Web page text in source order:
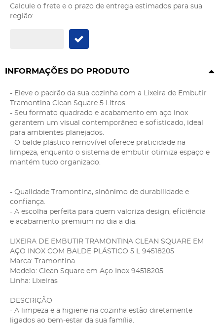
Calcule o frete e o prazo de entrega estimados para sua
região:
INFORMAÇÕES DO PRODUTO
- Eleve o padrão da sua cozinha com a Lixeira de Embutir
Tramontina Clean Square 5 Litros.
- Seu formato quadrado e acabamento em aço inox
garantem um visual contemporâneo e sofisticado, ideal
para ambientes planejados.
- O balde plástico removível oferece praticidade na
limpeza, enquanto o sistema de embutir otimiza espaço e
mantém tudo organizado.
- Qualidade Tramontina, sinônimo de durabilidade e
confiança.
- A escolha perfeita para quem valoriza design, eficiência
e acabamento premium no dia a dia.
LIXEIRA DE EMBUTIR TRAMONTINA CLEAN SQUARE EM
AÇO INOX COM BALDE PLÁSTICO 5 L 94518205
Marca: Tramontina
Modelo: Clean Square em Aço Inox 94518205
Linha: Lixeiras
DESCRIÇÃO
- A limpeza e a higiene na cozinha estão diretamente
ligados ao bem-estar da sua família.